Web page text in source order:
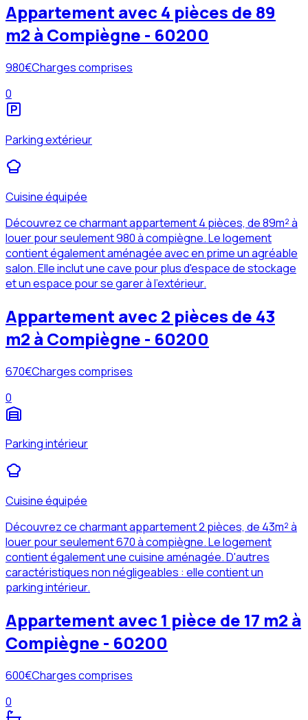
Appartement avec 4 pièces de 89
m2 à Compiègne - 60200
980€Charges comprises
0
Parking extérieur
Cuisine équipée
Découvrez ce charmant appartement 4 pièces, de 89m² à
louer pour seulement 980 à compiègne. Le logement
contient également aménagée avec en prime un agréable
salon. Elle inclut une cave pour plus d'espace de stockage
et un espace pour se garer à l'extérieur.
Appartement avec 2 pièces de 43
m2 à Compiègne - 60200
670€Charges comprises
0
Parking intérieur
Cuisine équipée
Découvrez ce charmant appartement 2 pièces, de 43m² à
louer pour seulement 670 à compiègne. Le logement
contient également une cuisine aménagée. D'autres
caractéristiques non négligeables : elle contient un
parking intérieur.
Appartement avec 1 pièce de 17 m2 à
Compiègne - 60200
600€Charges comprises
0